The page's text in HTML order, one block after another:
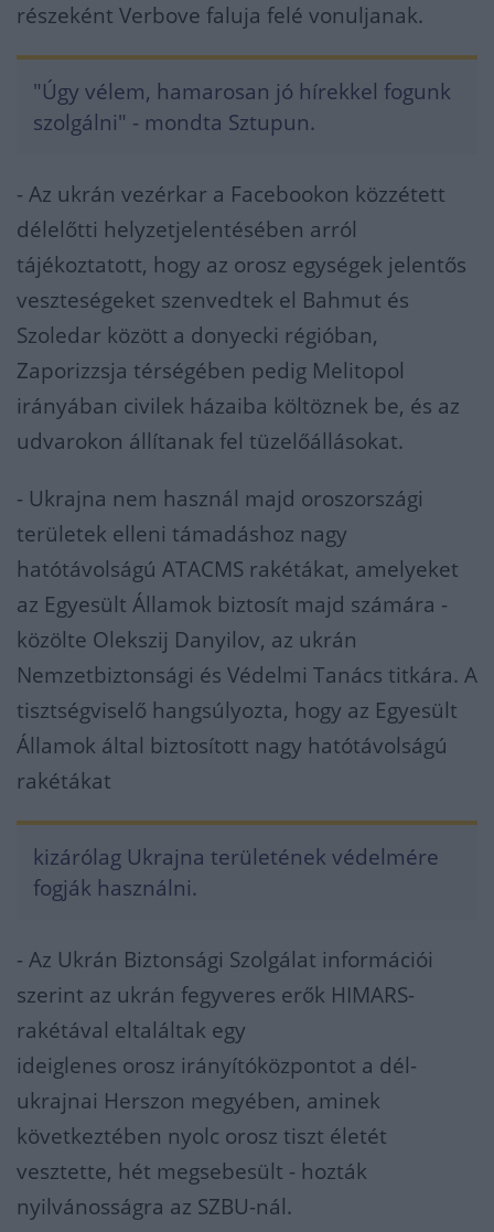
részeként Verbove faluja felé vonuljanak.
"Úgy vélem, hamarosan jó hírekkel fogunk
szolgálni" - mondta Sztupun.
- Az ukrán vezérkar a Facebookon közzétett
délelőtti helyzetjelentésében arról
tájékoztatott, hogy az orosz egységek jelentős
veszteségeket szenvedtek el Bahmut és
Szoledar között a donyecki régióban,
Zaporizzsja térségében pedig Melitopol
irányában civilek házaiba költöznek be, és az
udvarokon állítanak fel tüzelőállásokat.
- Ukrajna nem használ majd oroszországi
területek elleni támadáshoz nagy
hatótávolságú ATACMS rakétákat, amelyeket
az Egyesült Államok biztosít majd számára -
közölte Olekszij Danyilov, az ukrán
Nemzetbiztonsági és Védelmi Tanács titkára. A
tisztségviselő hangsúlyozta, hogy az Egyesült
Államok által biztosított nagy hatótávolságú
rakétákat
kizárólag Ukrajna területének védelmére
fogják használni.
- Az Ukrán Biztonsági Szolgálat információi
szerint az ukrán fegyveres erők HIMARS-
rakétával eltaláltak egy
ideiglenes orosz irányítóközpontot a dél-
ukrajnai Herszon megyében, aminek
következtében nyolc orosz tiszt életét
vesztette, hét megsebesült - hozták
nyilvánosságra az SZBU-nál.